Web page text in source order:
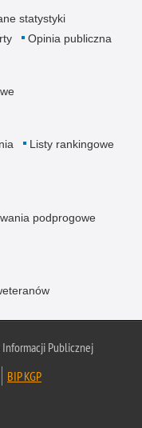
statystyki
Opinia publiczna
Listy rankingowe
podprogowe
Publicznej
BIP KGP